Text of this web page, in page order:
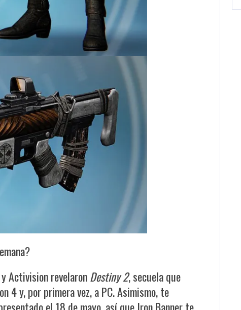
Activision revelaronDestiny 2, secuela que
4 y, por primera vez, a PC. Asimismo, te